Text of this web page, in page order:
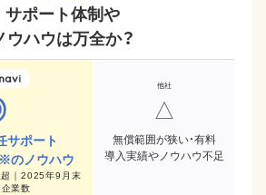
サポート体制や
ウハウは万全か？
サポート
のノウハウ
｜2025年9月末
業数
△
無償範囲が狭い・有料
導入実績やノウハウ不足